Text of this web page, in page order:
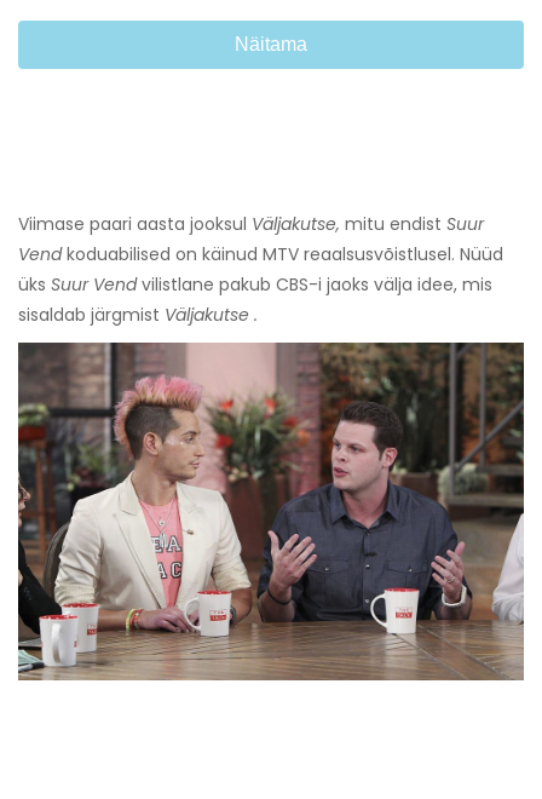
Näitama
Viimase paari aasta jooksul Väljakutse, mitu endist Suur
Vendkoduabilised on käinud MTV reaalsusvõistlusel. Nüüd
üks Suur Vendvilistlane pakub CBS-i jaoks välja idee, mis
sisaldab järgmist Väljakutse .